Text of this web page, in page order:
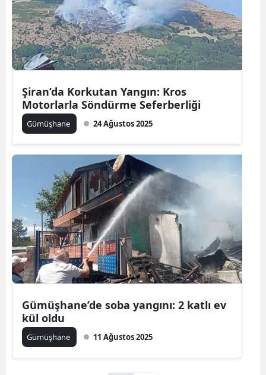
Şiran’da Korkutan Yangın: Kros
Motorlarla Söndürme Seferberliği
Gümüşhane 24 Ağustos 2025
Gümüşhane’de soba yangını: 2 katlı ev
kül oldu
Gümüşhane 11 Ağustos 2025